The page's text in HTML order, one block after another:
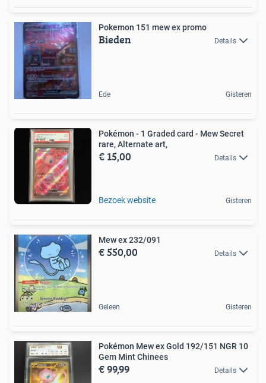
Pokemon 151 mew ex promo
Bieden Details
Ede Gisteren
Pokémon - 1 Graded card - Mew Secret
rare, Alternate art,
€ 15,00 Details
Bezoek website Gisteren
Mew ex 232/091
€ 550,00 Details
Geleen Gisteren
Pokémon Mew ex Gold 192/151 NGR 10
Gem Mint Chinees
€ 99,99 Details